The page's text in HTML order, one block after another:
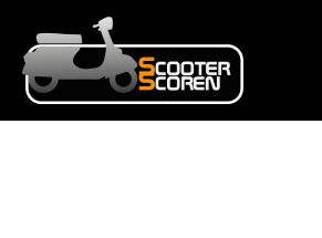
naar
inhoud